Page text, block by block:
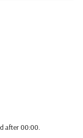
after00:00.